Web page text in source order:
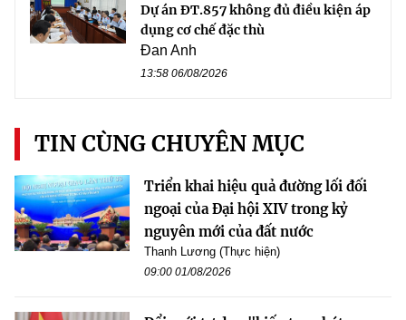
Dự án ĐT.857 không đủ điều kiện áp
dụng cơ chế đặc thù
Đan Anh
13:58 06/08/2026
TIN CÙNG CHUYÊN MỤC
Triển khai hiệu quả đường lối đối
ngoại của Đại hội XIV trong kỷ
nguyên mới của đất nước
Thanh Lương (Thực hiện)
09:00 01/08/2026